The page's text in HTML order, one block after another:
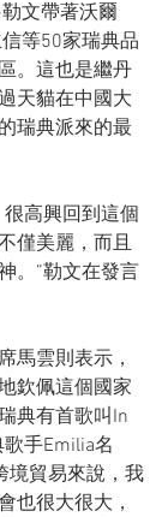
文帶著沃爾
等50家瑞典品
。這也是繼丹
天貓在中國大
瑞典派來的最
高興回到這個
僅美麗，而且
。”勒文在發言
馬雲則表示，
欽佩這個國家
典有首歌叫In
手Emilia名
境貿易來說，我
也很大很大，